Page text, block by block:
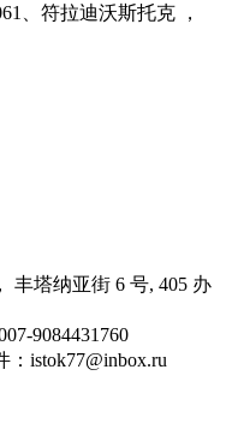
、符拉迪沃斯托克 ，
丰塔纳亚街 6 号, 405 办
9084431760
：istok77@inbox.ru